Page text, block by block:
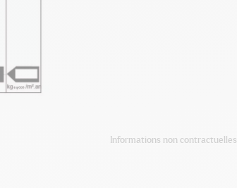
Informations non contractuelles